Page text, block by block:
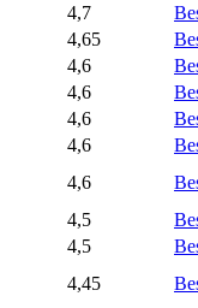
4,7
4,65
4,6
4,6
4,6
4,6
4,6
4,5
4,5
4,45